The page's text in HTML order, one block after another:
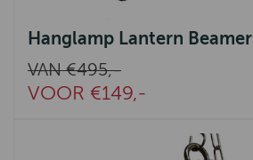
Hanglamp Lantern Beamer
VAN €495,-
VOOR €149,-